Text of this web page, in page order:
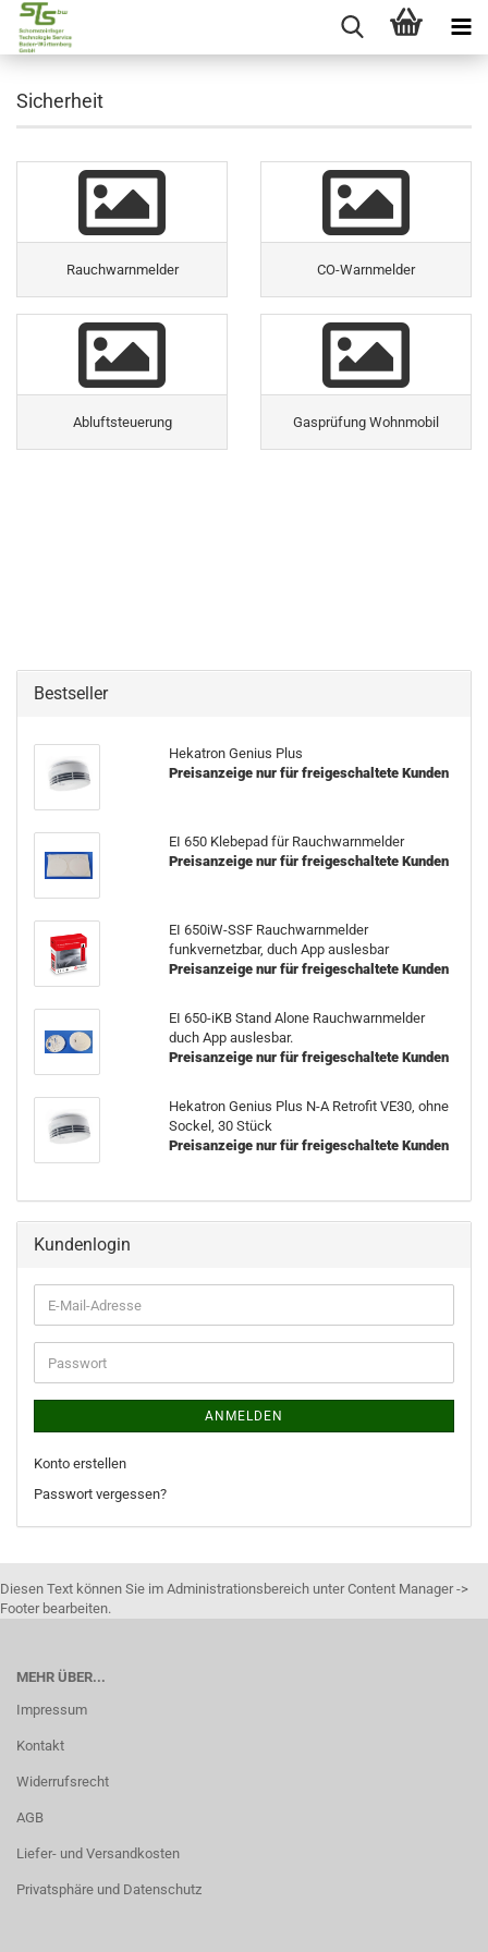
Sicherheit
Rauchwarnmelder CO-Warnmelder
Abluftsteuerung Gasprüfung Wohnmobil
Bestseller
Hekatron Genius Plus
Preisanzeige nur für freigeschaltete Kunden
EI 650 Klebepad für Rauchwarnmelder
Preisanzeige nur für freigeschaltete Kunden
EI 650iW-SSF Rauchwarnmelder
funkvernetzbar, duch App auslesbar
Preisanzeige nur für freigeschaltete Kunden
EI 650-iKB Stand Alone Rauchwarnmelder
duch App auslesbar.
Preisanzeige nur für freigeschaltete Kunden
Hekatron Genius Plus N-A Retrofit VE30, ohne
Sockel, 30 Stück
Preisanzeige nur für freigeschaltete Kunden
Kundenlogin
ANMELDEN
Konto erstellen
Passwort vergessen?
Diesen Text können Sie im Administrationsbereich unter Content Manager ->
Footer bearbeiten.
MEHR ÜBER...
Impressum
Kontakt
Widerrufsrecht
AGB
Liefer- und Versandkosten
Privatsphäre und Datenschutz